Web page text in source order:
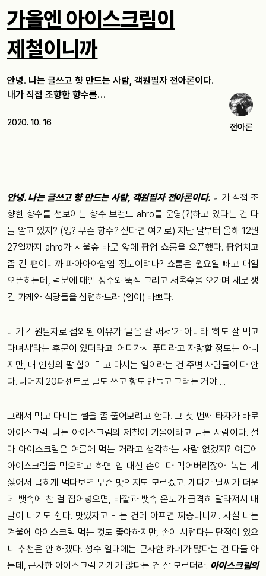
가을엔 아이스크림이
제철이니까
안녕. 나는 글쓰고 향 만드는 사람, 객원필자 전아론이다.
내가 직접 조향한 향수를…
2020. 10. 16 전아론
안녕. 나는 글쓰고 향 만드는 사람, 객원필자 전아론이다. 내가 직접 조
향한 향수를 선보이는 향수 브랜드 ahro를 운영(?)하고 있다는 건 다
들 알고 있지? (엥? 무슨 향수? 싶다면 여기로) 지난 달부터 올해 12월
27일까지 ahro가 서울숲 바로 앞에 팝업 쇼룸을 오픈했다. 팝업치고
좀 긴 편이니까 파아아아압업 정도이려나? 쇼룸은 월요일 빼고 매일
오픈하는데, 덕분에 매일 성수와 뚝섬 그리고 서울숲을 오가며 새로 생
긴 가게와 식당들을 섭렵하느라 (입이) 바쁘다.
내가 객원필자로 섭외된 이유가 ‘글을 잘 써서’가 아니라 ‘하도 잘 먹고
다녀서’라는 후문이 있더라고. 어디가서 푸디라고 자랑할 정도는 아니
지만, 내 인생의 팔 할이 먹고 마시는 일이라는 건 주변 사람들이 다 안
다. 나머지 20퍼센트로 글도 쓰고 향도 만들고 그러는 거야….
그래서 먹고 다니는 썰을 좀 풀어보려고 한다. 그 첫 번째 타자가 바로
아이스크림. 나는 아이스크림의 제철이 가을이라고 믿는 사람이다. 설
마 아이스크림은 여름에 먹는 거라고 생각하는 사람 없겠지? 여름에
아이스크림을 먹으려고 하면 입 대신 손이 다 먹어버리잖아. 녹는 게
싫어서 급하게 먹다보면 무슨 맛인지도 모르겠고. 게다가 날씨가 더운
데 뱃속에 찬 걸 집어넣으면, 바깥과 뱃속 온도가 급격히 달라져서 배
탈이 나기도 쉽다. 맛있자고 먹는 건데 아프면 짜증나니까. 사실 나는
겨울에 아이스크림 먹는 것도 좋아하지만, 손이 시렵다는 단점이 있으
니 추천은 안 하겠다. 성수 일대에는 근사한 카페가 많다는 건 다들 아
는데, 근사한 아이스크림 가게가 많다는 건 잘 모르더라. 아이스크림의